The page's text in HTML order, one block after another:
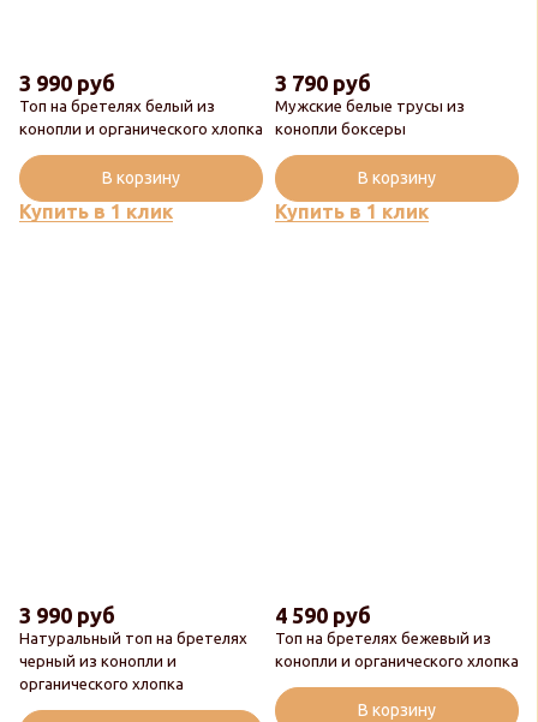
Топ на бретелях белый из
конопли и органического хлопка
3 990 руб
Купить в 1 клик
В корзину
Мужские белые трусы из
конопли боксеры
3 790 руб
Купить в 1 клик
В корзину
Натуральный топ на бретелях
черный из конопли и
органического хлопка
3 990 руб
Топ на бретелях бежевый из
конопли и органического хлопка
4 590 руб
В корзину